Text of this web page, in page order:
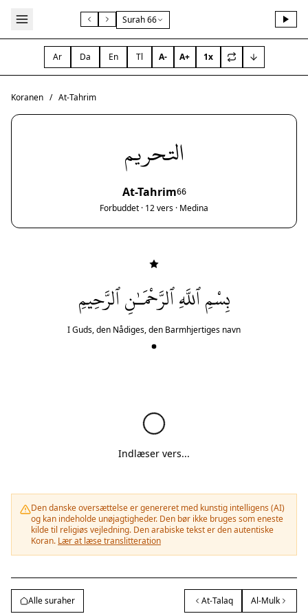
Surah 66
Ar Da En Tl A- A+ 1x
Koranen / At-Tahrim
التحريم
At-Tahrim66
Forbuddet · 12 vers · Medina
بِسْمِ ٱللَّهِ ٱلرَّحْمَـٰنِ ٱلرَّحِيمِ
I Guds, den Nådiges, den Barmhjertiges navn
Indlæser vers...
Den danske oversættelse er genereret med kunstig intelligens (AI)
og kan indeholde unøjagtigheder. Den bør ikke bruges som eneste
kilde til religiøs vejledning. Den arabiske tekst er den autentiske
Koran. Lær at læse translitteration
Alle suraher At-Talaq Al-Mulk